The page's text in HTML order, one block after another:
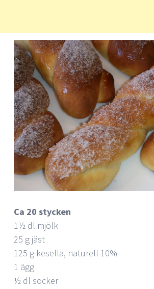
Ca 20 stycken
1½ dl mjölk
25 g jäst
125 g kesella, naturell 10%
1 ägg
½ dl socker